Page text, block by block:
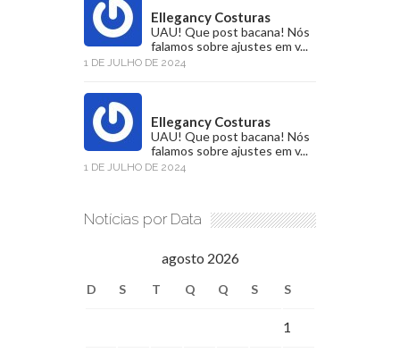
Ellegancy Costuras
UAU! Que post bacana! Nós
falamos sobre ajustes em v...
1 DE JULHO DE 2024
Ellegancy Costuras
UAU! Que post bacana! Nós
falamos sobre ajustes em v...
1 DE JULHO DE 2024
Notícias por Data
agosto 2026
D S T Q Q S S
1